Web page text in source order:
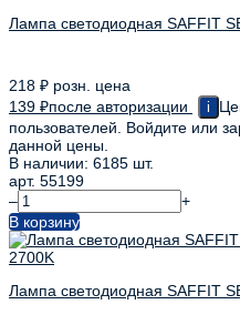
Лампа светодиодная SAFFIT
218 ₽ розн. цена
139 ₽после авторизации i
пользователей. Войдите или
данной цены.
В наличии: 6185 шт.
арт. 55199
–
+
В корзину
Лампа светодиодная SAFFIT